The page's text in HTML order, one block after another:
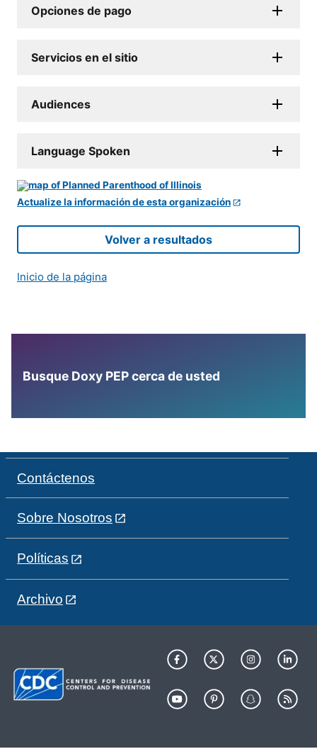
Opciones de pago
Servicios en el sitio
Audiences
Language Spoken
Actualize la información de esta organización
Volver a resultados
Inicio de la página
Busque Doxy PEP cerca de usted
Contáctenos
Sobre Nosotros
Políticas
Archivo